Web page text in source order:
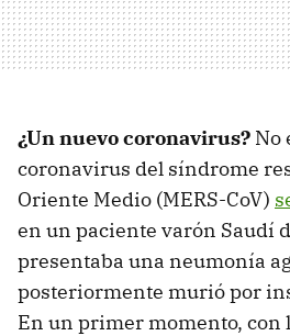
¿Un nuevo coronavirus? No
coronavirus del síndrome
Oriente Medio (MERS-CoV)
en un paciente varón Saudí
presentaba una neumonía
posteriormente murió por
En un primer momento, con